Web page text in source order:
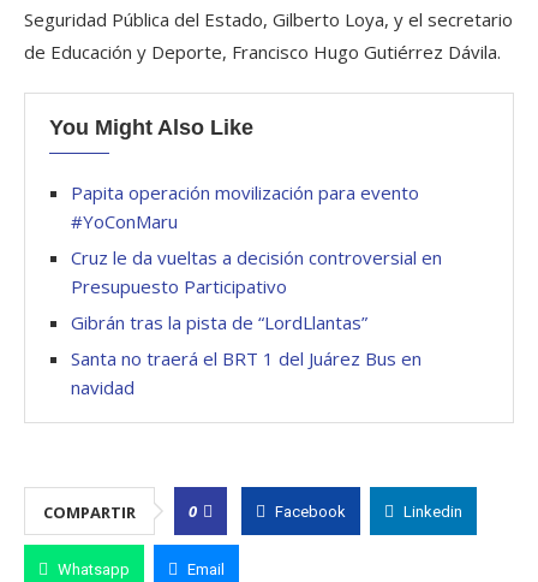
Seguridad Pública del Estado, Gilberto Loya, y el secretario
de Educación y Deporte, Francisco Hugo Gutiérrez Dávila.
You Might Also Like
Papita operación movilización para evento
#YoConMaru
Cruz le da vueltas a decisión controversial en
Presupuesto Participativo
Gibrán tras la pista de “LordLlantas”
Santa no traerá el BRT 1 del Juárez Bus en
navidad
COMPARTIR 0 Facebook Linkedin
Whatsapp Email